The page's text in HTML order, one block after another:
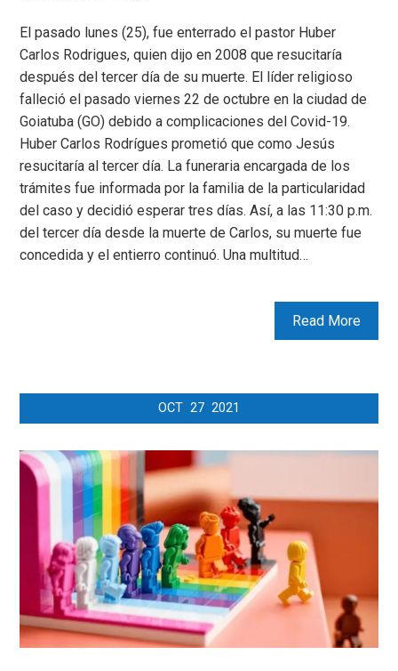
El pasado lunes (25), fue enterrado el pastor Huber
Carlos Rodrigues, quien dijo en 2008 que resucitaría
después del tercer día de su muerte. El líder religioso
falleció el pasado viernes 22 de octubre en la ciudad de
Goiatuba (GO) debido a complicaciones del Covid-19.
Huber Carlos Rodrígues prometió que como Jesús
resucitaría al tercer día. La funeraria encargada de los
trámites fue informada por la familia de la particularidad
del caso y decidió esperar tres días. Así, a las 11:30 p.m.
del tercer día desde la muerte de Carlos, su muerte fue
concedida y el entierro continuó. Una multitud…
Read More
OCT 27 2021